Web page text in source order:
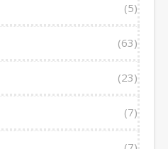
(5)
(63)
(23)
(7)